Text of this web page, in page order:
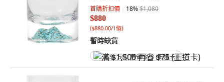
首購折扣價 18%$1,080
$880
($880.00/1個)
暫時缺貨
满 $1,500 再省 $75 (王道卡)